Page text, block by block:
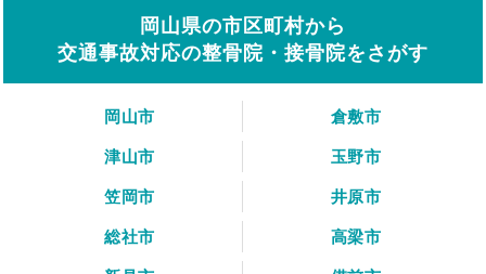
岡山県の市区町村から
交通事故対応の整骨院・接骨院をさがす
岡山市
倉敷市
津山市
玉野市
笠岡市
井原市
総社市
高梁市